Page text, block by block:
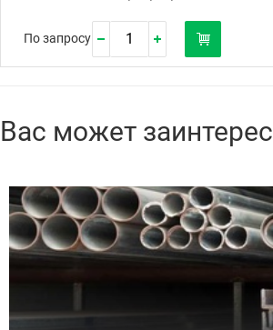
По запросу
Вас может